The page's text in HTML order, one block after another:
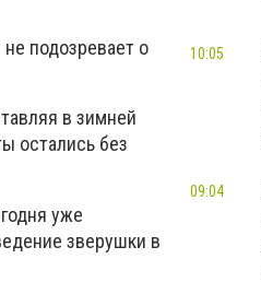
подозревает о
в зимней
остались без
уже
зверушки в
10:05
09:04